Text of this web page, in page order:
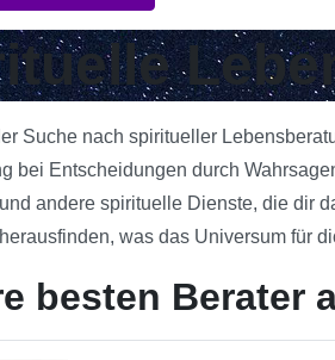
Suche nach spiritueller
bei Entscheidungen durch
andere spirituelle Dienste, die dir
was das Universum für
besten Berater